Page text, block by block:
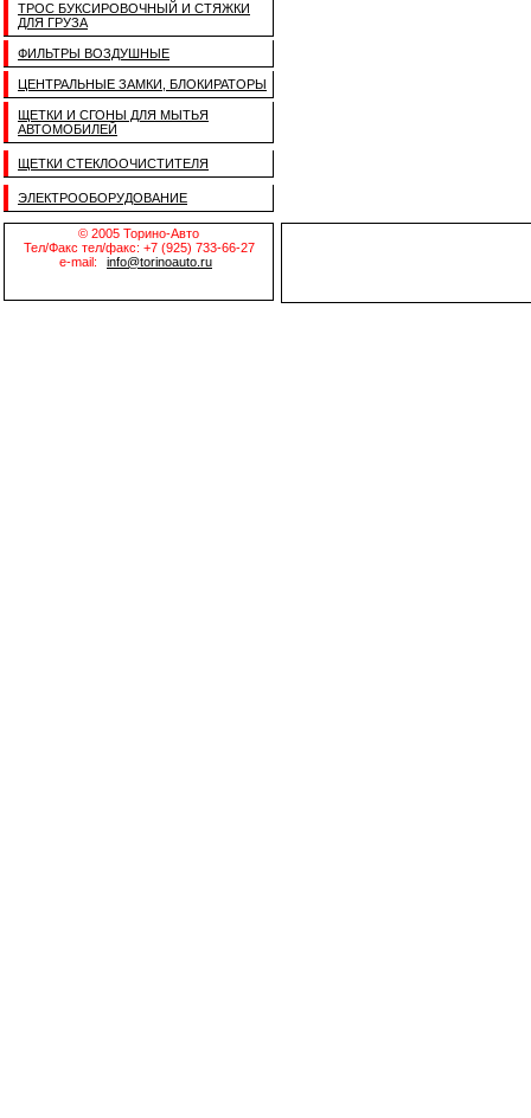
ТРОС БУКСИРОВОЧНЫЙ И СТЯЖКИ
ДЛЯ ГРУЗА
ФИЛЬТРЫ ВОЗДУШНЫЕ
ЦЕНТРАЛЬНЫЕ ЗАМКИ, БЛОКИРАТОРЫ
ЩЕТКИ И СГОНЫ ДЛЯ МЫТЬЯ
АВТОМОБИЛЕЙ
ЩЕТКИ СТЕКЛООЧИСТИТЕЛЯ
ЭЛЕКТРООБОРУДОВАНИЕ
© 2005 Торино-Авто
Тел/Факс тел/факс: +7 (925) 733-66-27
e-mail:
info@torinoauto.ru